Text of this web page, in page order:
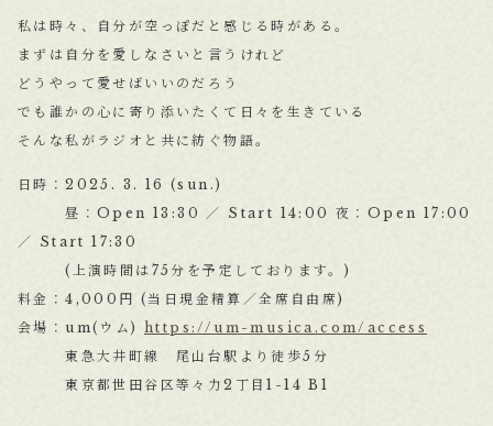
私は時々、自分が空っぽだと感じる時がある。
まずは自分を愛しなさいと言うけれど
どうやって愛せばいいのだろう
でも誰かの心に寄り添いたくて日々を生きている
そんな私がラジオと共に紡ぐ物語。
日時：2025. 3. 16 (sun.)
昼：Open 13:30 ／ Start 14:00 夜：Open 17:00
／ Start 17:30
(上演時間は75分を予定しております。)
料金：4,000円 (当日現金精算／全席自由席)
会場：um(ウム) https://um-musica.com/access
東急大井町線 尾山台駅より徒歩5分
東京都世田谷区等々力2丁目1-14 B1